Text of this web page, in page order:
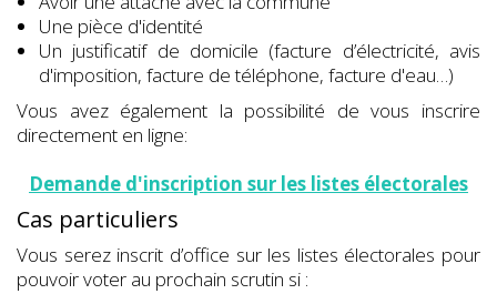
Une pièce d'identité
Un justificatif de domicile (facture d’électricité, avis
d'imposition, facture de téléphone, facture d'eau…)
Vous avez également la possibilité de vous inscrire
directement en ligne:
Demande d'inscription sur les listes électorales
Cas particuliers
Vous serez inscrit d’office sur les listes électorales pour
pouvoir voter au prochain scrutin si :